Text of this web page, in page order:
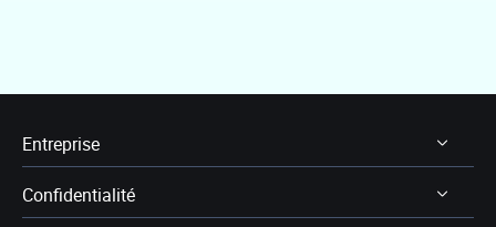
Entreprise
À Propos
Confidentialité